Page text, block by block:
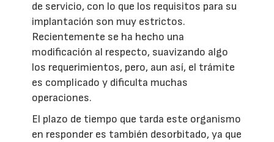
de servicio, con lo que los requisitos para su
implantación son muy estrictos.
Recientemente se ha hecho una
modificación al respecto, suavizando algo
los requerimientos, pero, aun así, el trámite
es complicado y dificulta muchas
operaciones.
El plazo de tiempo que tarda este organismo
en responder es también desorbitado, ya que